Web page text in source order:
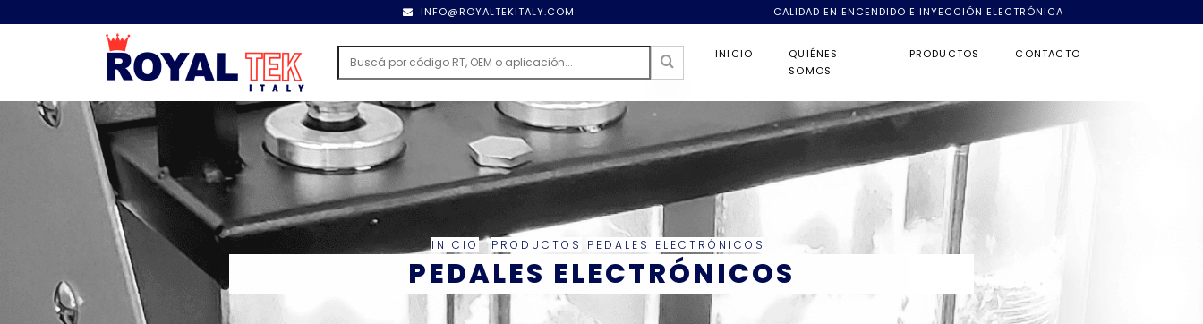
INFO@ROYALTEKITALY.COM CALIDAD EN ENCENDIDO E INYECCIÓN ELECTRÓNICA
INICIO
QUIÉNES
SOMOS
PRODUCTOS CONTACTO
INICIO PRODUCTOS PEDALES ELECTRÓNICOS
PEDALES ELECTRÓNICOS